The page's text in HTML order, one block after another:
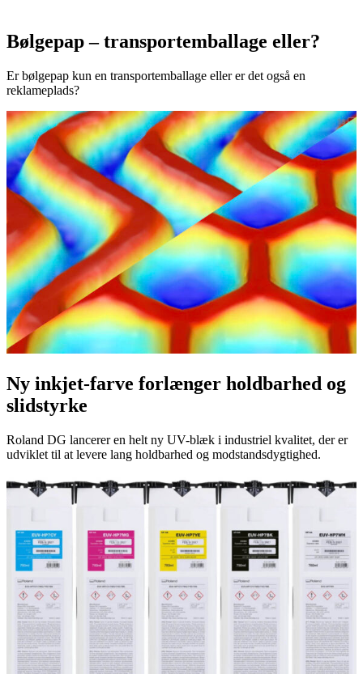
Bølgepap – transportemballage eller?
Er bølgepap kun en transportemballage eller er det også en
reklameplads?
Ny inkjet-farve forlænger holdbarhed og
slidstyrke
Roland DG lancerer en helt ny UV-blæk i industriel kvalitet, der er
udviklet til at levere lang holdbarhed og modstandsdygtighed.